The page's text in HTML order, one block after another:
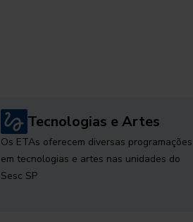
Tecnologias e Artes
Os ETAs oferecem diversas programações
em tecnologias e artes nas unidades do
Sesc SP